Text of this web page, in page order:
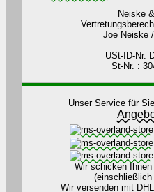
Neiske
Joe Neiske
USt-ID-Nr.
St-Nr. :
Unser Service für
Wir schicken
(einschließlich
Wir versenden mit